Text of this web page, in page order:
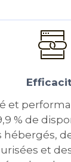
et
% de
hébergés,
et